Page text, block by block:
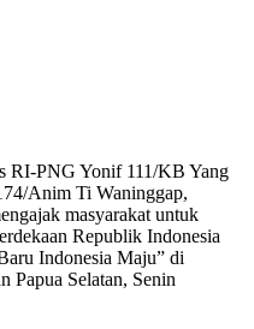
RI-PNG Yonif 111/KB Yang
Anim Ti Waninggap,
masyarakat untuk
Republik Indonesia
Indonesia Maju” di
Papua Selatan, Senin